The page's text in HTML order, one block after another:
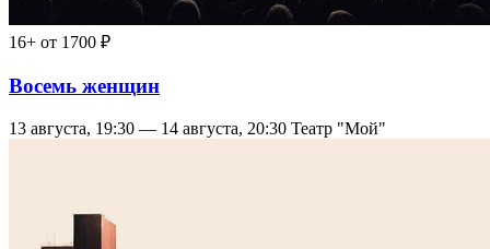
16+ от 1700 ₽
Восемь женщин
13 августа, 19:30 — 14 августа, 20:30 Театр "Мой"